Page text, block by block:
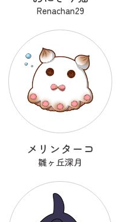
Renachan29
メリンターコ
雛ヶ丘深月